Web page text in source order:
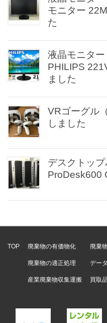
モニター
た
液晶モニタ
PHILIPS
ました
VRゴーグル
しました
デスクトッ
ProDesk600
TOP 廃棄物の有価物化
廃棄物の適正処理
産業廃棄物収集運搬
廃棄
デー
買取